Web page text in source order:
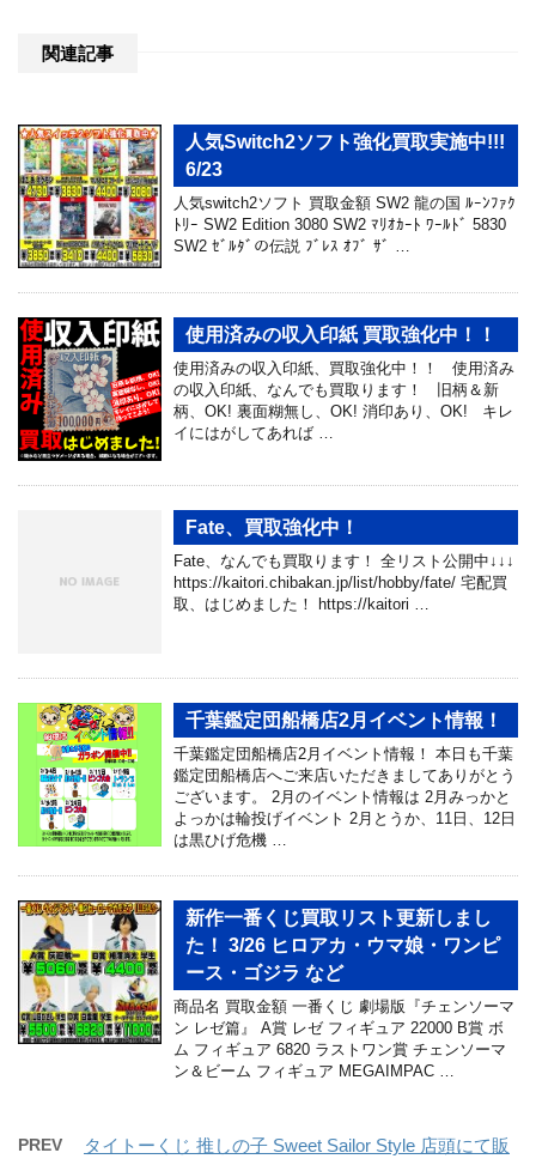
関連記事
人気Switch2ソフト強化買取実施中!!!
6/23
人気switch2ソフト 買取金額 SW2 龍の国 ﾙｰﾝﾌｧｸ
ﾄﾘｰ SW2 Edition 3080 SW2 ﾏﾘｵｶｰﾄ ﾜｰﾙﾄﾞ 5830
SW2 ｾﾞﾙﾀﾞの伝説 ﾌﾞﾚｽ ｵﾌﾞ ｻﾞ …
使用済みの収入印紙 買取強化中！！
使用済みの収入印紙、買取強化中！！ 使用済み
の収入印紙、なんでも買取ります！ 旧柄＆新
柄、OK! 裏面糊無し、OK! 消印あり、OK! キレ
イにはがしてあれば …
Fate、買取強化中！
Fate、なんでも買取ります！ 全リスト公開中↓↓↓
https://kaitori.chibakan.jp/list/hobby/fate/ 宅配買
取、はじめました！ https://kaitori …
千葉鑑定団船橋店2月イベント情報！
千葉鑑定団船橋店2月イベント情報！ 本日も千葉
鑑定団船橋店へご来店いただきましてありがとう
ございます。 2月のイベント情報は 2月みっかと
よっかは輪投げイベント 2月とうか、11日、12日
は黒ひげ危機 …
新作一番くじ買取リスト更新しまし
た！ 3/26 ヒロアカ・ウマ娘・ワンピ
ース・ゴジラ など
商品名 買取金額 一番くじ 劇場版『チェンソーマ
ン レゼ篇』 A賞 レゼ フィギュア 22000 B賞 ボ
ム フィギュア 6820 ラストワン賞 チェンソーマ
ン＆ビーム フィギュア MEGAIMPAC …
PREV
タイトーくじ 推しの子 Sweet Sailor Style 店頭にて販